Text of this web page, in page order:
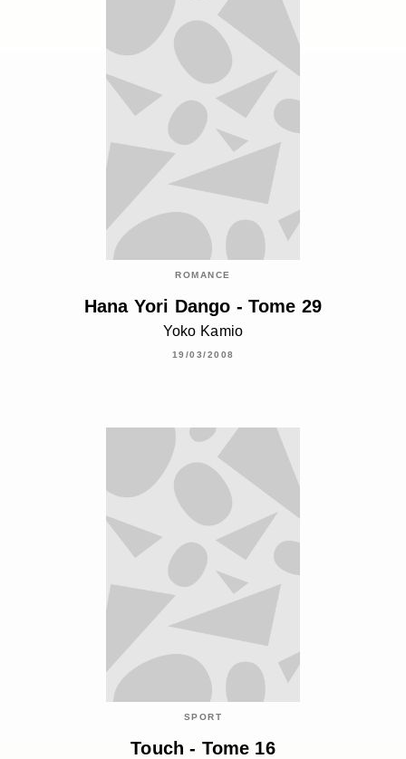
ROMANCE
Hana Yori Dango - Tome 29
Yoko Kamio
19/03/2008
SPORT
Touch - Tome 16